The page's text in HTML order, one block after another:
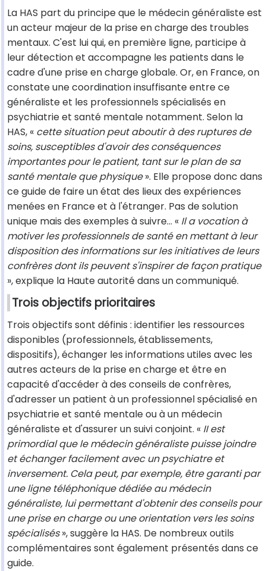
La HAS part du principe que le médecin généraliste est
un acteur majeur de la prise en charge des troubles
mentaux. C'est lui qui, en première ligne, participe à
leur détection et accompagne les patients dans le
cadre d'une prise en charge globale. Or, en France, on
constate une coordination insuffisante entre ce
généraliste et les professionnels spécialisés en
psychiatrie et santé mentale notamment. Selon la
HAS, « cette situation peut aboutir à des ruptures de
soins, susceptibles d'avoir des conséquences
importantes pour le patient, tant sur le plan de sa
santé mentale que physique». Elle propose donc dans
ce guide de faire un état des lieux des expériences
menées en France et à l'étranger. Pas de solution
unique mais des exemples à suivre… « Il a vocation à
motiver les professionnels de santé en mettant à leur
disposition des informations sur les initiatives de leurs
confrères dont ils peuvent s'inspirer de façon pratique
», explique la Haute autorité dans un communiqué.
Trois objectifs prioritaires
Trois objectifs sont définis : identifier les ressources
disponibles (professionnels, établissements,
dispositifs), échanger les informations utiles avec les
autres acteurs de la prise en charge et être en
capacité d'accéder à des conseils de confrères,
d'adresser un patient à un professionnel spécialisé en
psychiatrie et santé mentale ou à un médecin
généraliste et d'assurer un suivi conjoint. « II est
primordial que le médecin généraliste puisse joindre
et échanger facilement avec un psychiatre et
inversement. Cela peut, par exemple, être garanti par
une ligne téléphonique dédiée au médecin
généraliste, lui permettant d'obtenir des conseils pour
une prise en charge ou une orientation vers les soins
spécialisés», suggère la HAS. De nombreux outils
complémentaires sont également présentés dans ce
guide.